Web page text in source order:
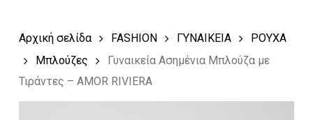
Αρχική σελίδα FASHION ΓΥΝΑΙΚΕΙΑ
ΡΟΥΧΑ
Μπλούζες
Γυναικεία Ασημένια Μπλούζα με
Τιράντες – AMOR RIVIERA